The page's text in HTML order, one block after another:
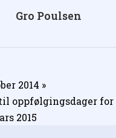
Gro Poulsen
2014 »
oppfølgingsdager
2015